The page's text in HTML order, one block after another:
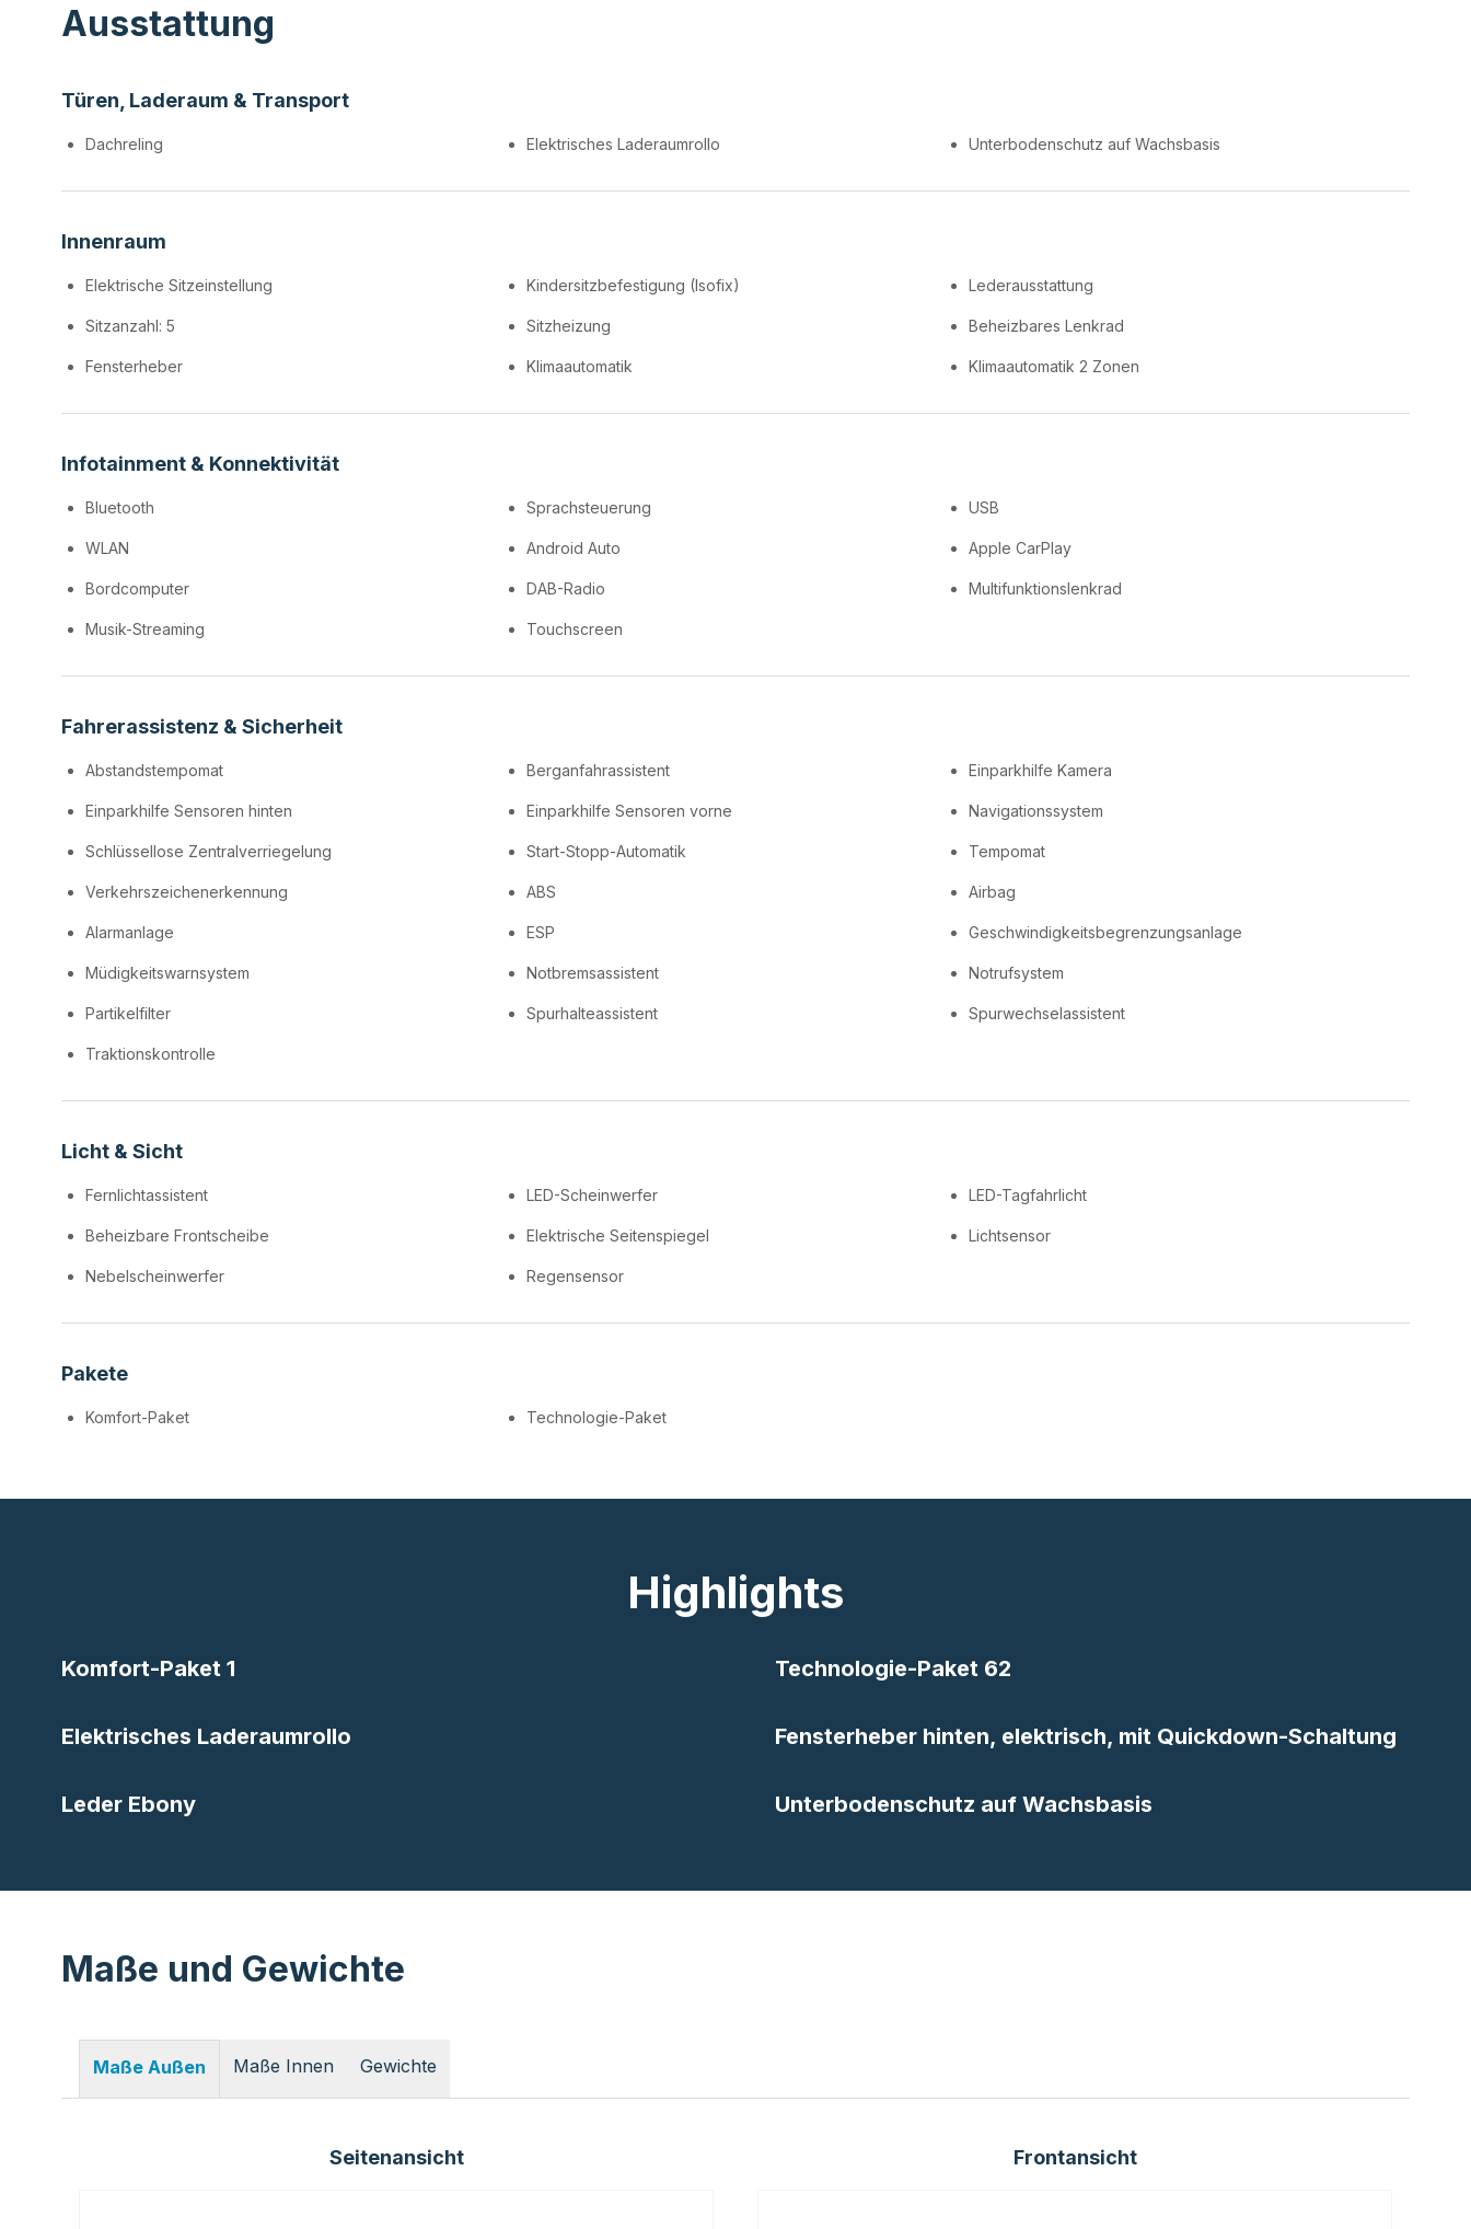
Ausstattung
Türen, Laderaum & Transport
Dachreling Elektrisches Laderaumrollo Unterbodenschutz auf Wachsbasis
Innenraum
Elektrische Sitzeinstellung Kindersitzbefestigung (Isofix) Lederausstattung
Sitzanzahl: 5 Sitzheizung Beheizbares Lenkrad
Fensterheber Klimaautomatik Klimaautomatik 2 Zonen
Infotainment & Konnektivität
Bluetooth Sprachsteuerung USB
WLAN Android Auto Apple CarPlay
Bordcomputer DAB-Radio Multifunktionslenkrad
Musik-Streaming Touchscreen
Fahrerassistenz & Sicherheit
Abstandstempomat Berganfahrassistent Einparkhilfe Kamera
Einparkhilfe Sensoren hinten Einparkhilfe Sensoren vorne Navigationssystem
Schlüssellose Zentralverriegelung Start-Stopp-Automatik Tempomat
Verkehrszeichenerkennung ABS Airbag
Alarmanlage ESP Geschwindigkeitsbegrenzungsanlage
Müdigkeitswarnsystem Notbremsassistent Notrufsystem
Partikelfilter Spurhalteassistent Spurwechselassistent
Traktionskontrolle
Licht & Sicht
Fernlichtassistent LED-Scheinwerfer LED-Tagfahrlicht
Beheizbare Frontscheibe Elektrische Seitenspiegel Lichtsensor
Nebelscheinwerfer Regensensor
Pakete
Komfort-Paket Technologie-Paket
Highlights
Komfort-Paket 1 Technologie-Paket 62
Elektrisches Laderaumrollo Fensterheber hinten, elektrisch, mit Quickdown-Schaltung
Leder Ebony Unterbodenschutz auf Wachsbasis
Maße und Gewichte
Maße Außen Maße Innen Gewichte
Seitenansicht Frontansicht